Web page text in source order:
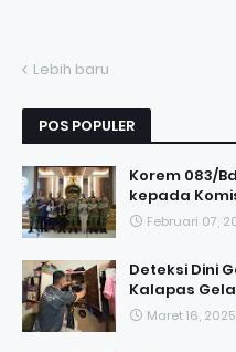
Lebih baru
POS POPULER
Korem 083/
kepada
Februari 07,
Deteksi Dini
Kalapas
Maret 16, 2025